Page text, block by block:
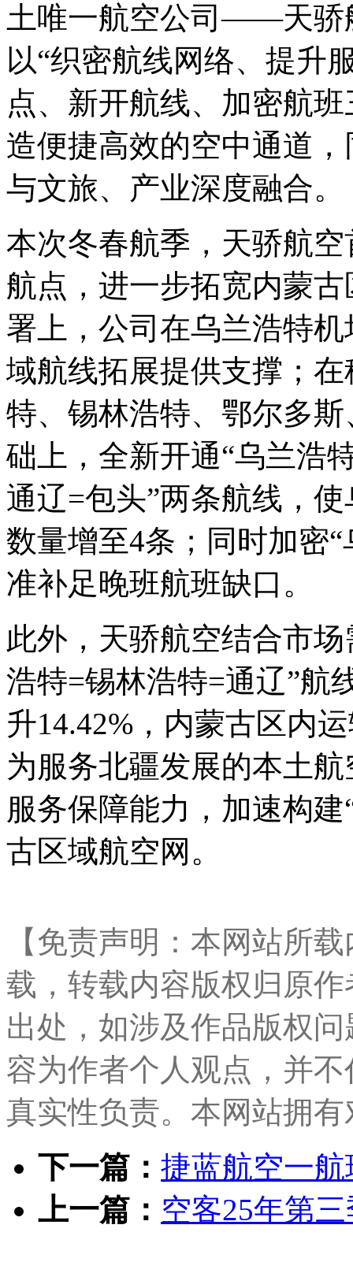
土唯一航空公司——天骄
以“织密航线网络、提升
点、新开航线、加密航
造便捷高效的空中通道
与文旅、产业深度融合。
本次冬春航季，天骄航
航点，进一步拓宽内蒙
署上，公司在乌兰浩特
域航线拓展提供支撑；
特、锡林浩特、鄂尔多
础上，全新开通“乌兰浩
通辽=包头”两条航线，
数量增至4条；同时加密
准补足晚班航班缺口。
此外，天骄航空结合市
浩特=锡林浩特=通辽”航
升14.42%，内蒙古区内
为服务北疆发展的本土
服务保障能力，加速构
古区域航空网。
【免责声明：本网站所
载，转载内容版权归原
出处，如涉及作品版权
容为作者个人观点，并
真实性负责。本网站拥
下一篇： 捷蓝航空一
上一篇： 空客25年第